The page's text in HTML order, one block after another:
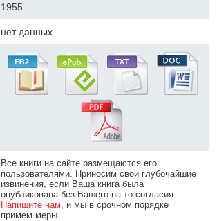
1955
нет данных
Все книги на сайте размещаются его
пользователями. Приносим свои глубочайшие
извинения, если Ваша книга была
опубликована без Вашего на то согласия.
Напишите нам, и мы в срочном порядке
примем меры.